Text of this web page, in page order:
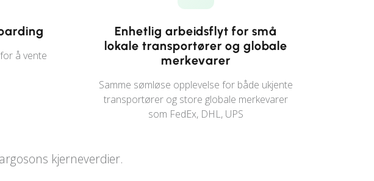
å vente
Enhetlig arbeidsflyt for små
lokale transportører og globale
merkevarer
Samme sømløse opplevelse for både ukjente
transportører og store globale merkevarer
som FedEx, DHL, UPS
kjerneverdier.